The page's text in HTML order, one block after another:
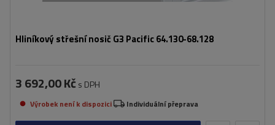
Hliníkový střešní nosič G3 Pacific 64.130-68.128
3 692,00 Kč s DPH
Výrobek není k dispozici Individuální přeprava